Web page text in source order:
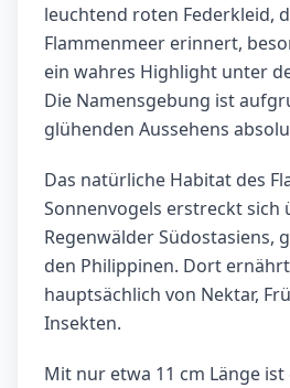
leuchtend roten Federkleid,
Flammenmeer erinnert,
ein wahres Highlight unter
Die Namensgebung ist
glühenden Aussehens
Das natürliche Habitat des
Sonnenvogels erstreckt sich
Regenwälder Südostasiens,
den Philippinen. Dort
hauptsächlich von Nektar,
Insekten.
Mit nur etwa 11 cm Länge